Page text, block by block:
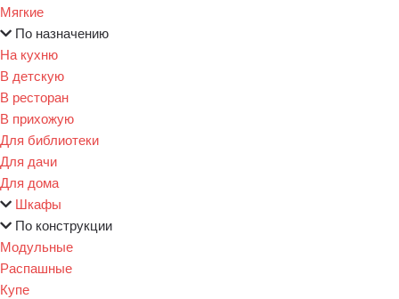
Мягкие
По назначению
На кухню
В детскую
В ресторан
В прихожую
Для библиотеки
Для дачи
Для дома
Шкафы
По конструкции
Модульные
Распашные
Купе